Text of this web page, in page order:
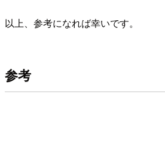
以上、参考になれば幸いです。
参考